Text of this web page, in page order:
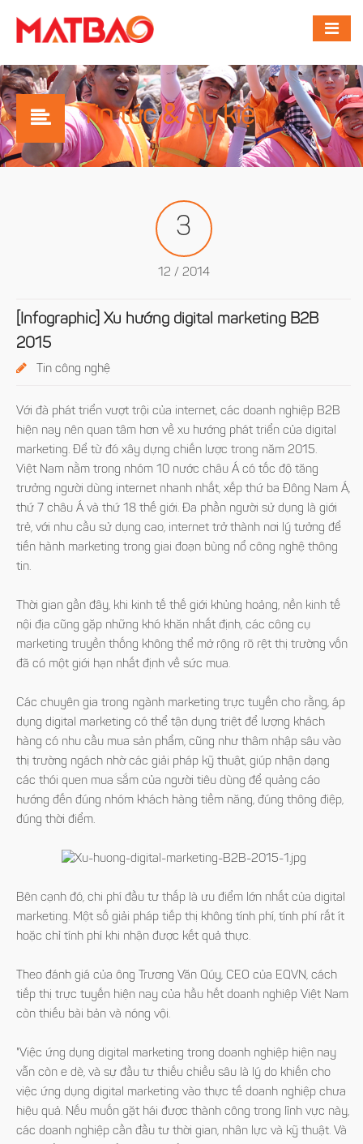
Tin tức & Sự kiện
3
12 / 2014
[Infographic] Xu hướng digital marketing B2B
2015
Tin công nghệ
Với đà phát triển vượt trội của internet, các doanh nghiệp B2B
hiện nay nên quan tâm hơn về xu hướng phát triển của digital
marketing. Để từ đó xây dựng chiến lược trong năm 2015.
Việt Nam nằm trong nhóm 10 nước châu Á có tốc độ tăng
trưởng người dùng internet nhanh nhất, xếp thứ ba Đông Nam Á,
thứ 7 châu Á và thứ 18 thế giới. Đa phần người sử dụng là giới
trẻ, với nhu cầu sử dụng cao, internet trở thành nơi lý tưởng để
tiến hành marketing trong giai đoạn bùng nổ công nghệ thông
tin.
Thời gian gần đây, khi kinh tế thế giới khủng hoảng, nền kinh tế
nội địa cũng gặp những khó khăn nhất định, các công cụ
marketing truyền thống không thể mở rộng rõ rệt thị trường vốn
đã có một giới hạn nhất định về sức mua.
Các chuyên gia trong ngành marketing trực tuyến cho rằng, áp
dụng digital marketing có thể tận dụng triệt để lượng khách
hàng có nhu cầu mua sản phẩm, cũng như thâm nhập sâu vào
thị trường ngách nhờ các giải pháp kỹ thuật, giúp nhận dạng
các thói quen mua sắm của người tiêu dùng để quảng cáo
hướng đến đúng nhóm khách hàng tiềm năng, đúng thông điệp,
đúng thời điểm.
Bên cạnh đó, chi phí đầu tư thấp là ưu điểm lớn nhất của digital
marketing. Một số giải pháp tiếp thị không tính phí, tính phí rất ít
hoặc chỉ tính phí khi nhận được kết quả thực.
Theo đánh giá của ông Trương Văn Qúy, CEO của EQVN, cách
tiếp thị trực tuyến hiện nay của hầu hết doanh nghiệp Việt Nam
còn thiếu bài bản và nóng vội.
"Việc ứng dụng digital marketing trong doanh nghiệp hiện nay
vẫn còn e dè, và sự đầu tư thiếu chiều sâu là lý do khiến cho
việc ứng dụng digital marketing vào thực tế doanh nghiệp chưa
hiệu quả. Nếu muốn gặt hái được thành công trong lĩnh vực này,
các doanh nghiệp cần đầu tư thời gian, nhân lực và kỹ thuật. Và